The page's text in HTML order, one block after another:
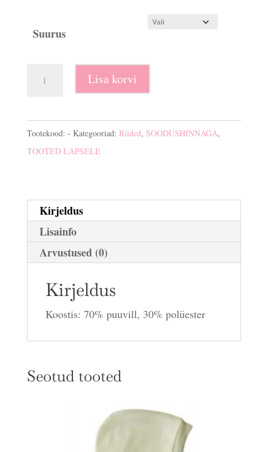
€10.00. €5.00.
Suurus
Lisa korvi
Tootekood: - Kategooriad: Riided, SOODUSHINNAGA,
TOOTED LAPSELE
Kirjeldus
Lisainfo
Arvustused (0)
Kirjeldus
Koostis: 70% puuvill, 30% polüester
Seotud tooted